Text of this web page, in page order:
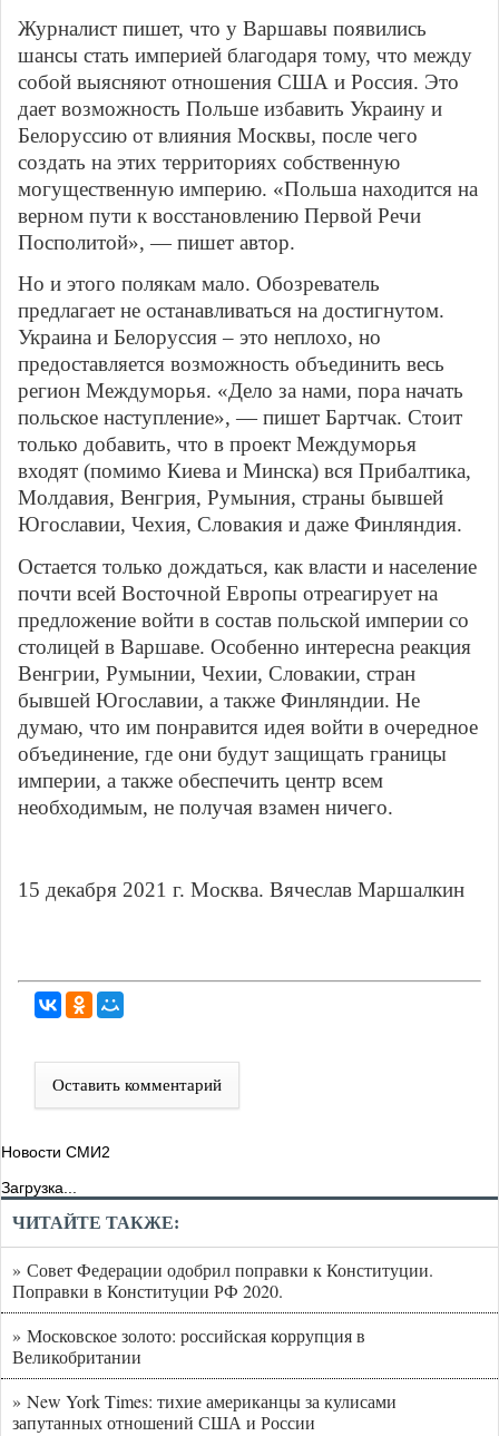
Журналист пишет, что у Варшавы появились
шансы стать империей благодаря тому, что между
собой выясняют отношения США и Россия. Это
дает возможность Польше избавить Украину и
Белоруссию от влияния Москвы, после чего
создать на этих территориях собственную
могущественную империю. «Польша находится на
верном пути к восстановлению Первой Речи
Посполитой», — пишет автор.
Но и этого полякам мало. Обозреватель
предлагает не останавливаться на достигнутом.
Украина и Белоруссия – это неплохо, но
предоставляется возможность объединить весь
регион Междуморья. «Дело за нами, пора начать
польское наступление», — пишет Бартчак. Стоит
только добавить, что в проект Междуморья
входят (помимо Киева и Минска) вся Прибалтика,
Молдавия, Венгрия, Румыния, страны бывшей
Югославии, Чехия, Словакия и даже Финляндия.
Остается только дождаться, как власти и население
почти всей Восточной Европы отреагирует на
предложение войти в состав польской империи со
столицей в Варшаве. Особенно интересна реакция
Венгрии, Румынии, Чехии, Словакии, стран
бывшей Югославии, а также Финляндии. Не
думаю, что им понравится идея войти в очередное
объединение, где они будут защищать границы
империи, а также обеспечить центр всем
необходимым, не получая взамен ничего.
15 декабря 2021 г. Москва. Вячеслав Маршалкин
Оставить комментарий
Новости СМИ2
Загрузка...
ЧИТАЙТЕ ТАКЖЕ:
» Совет Федерации одобрил поправки к Конституции.
Поправки в Конституции РФ 2020.
» Московское золото: российская коррупция в
Великобритании
» New York Times: тихие американцы за кулисами
запутанных отношений США и России